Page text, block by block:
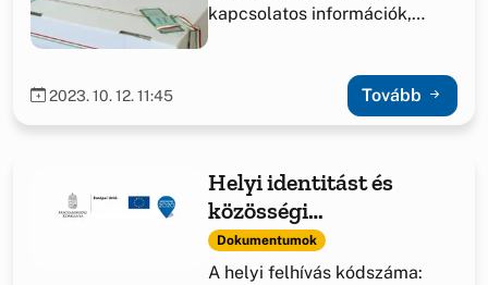
kapcsolatos információk,
2023. 10. 12. 11:45 Tovább
Helyi identitást és
közösségi
együttműködést segítő
fejlesztések támogatása
Dokumentumok
A helyi felhívás kódszáma: